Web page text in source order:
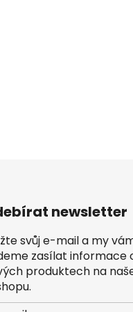
newsletter
svůj e-mail a my
zasílat informace
produktech na